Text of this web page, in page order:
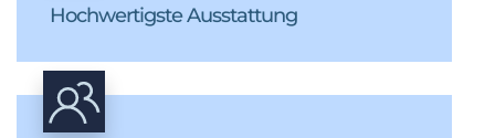
Hochwertigste Ausstattung